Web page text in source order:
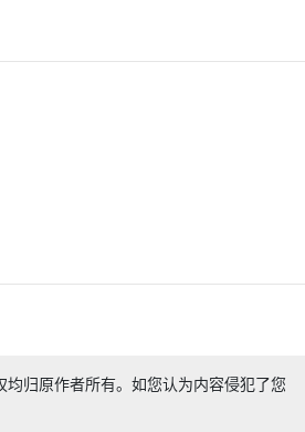
归原作者所有。如您认为内容侵犯了您